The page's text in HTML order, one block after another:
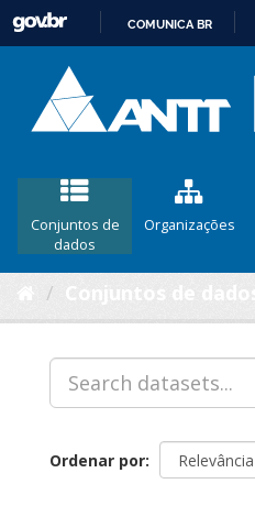
COMUNICA BR
Conjuntos de
dados
Organizações
Ordenar por